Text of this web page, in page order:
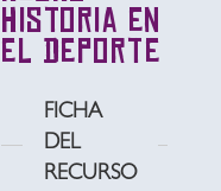
historia en
el deporte
FICHA
DEL
RECURSO